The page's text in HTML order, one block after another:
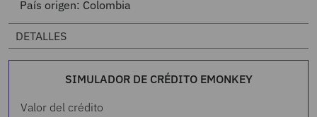
País origen: Colombia
DETALLES
SIMULADOR DE CRÉDITO EMONKEY
Valor del crédito